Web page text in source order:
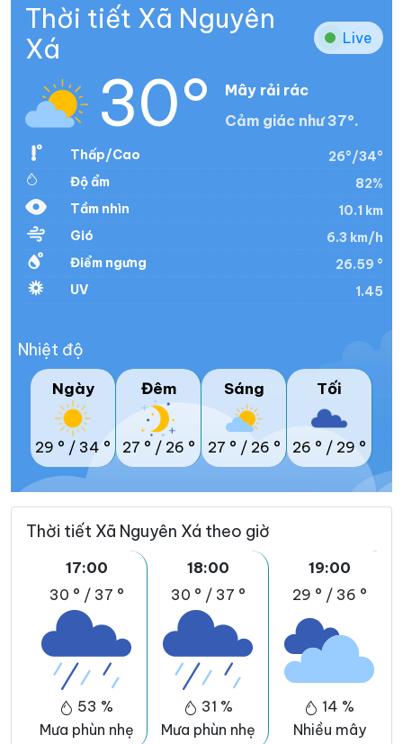
Thời tiết Xã Nguyên
Xá
Live
30°
Mây rải rác
Cảm giác như 37°.
Thấp/Cao
26°/34°
Độ ẩm
82%
Tầm nhìn
10.1 km
Gió
6.3 km/h
Điểm ngưng
26.59 °
UV
1.45
Nhiệt độ
Ngày
29 ° / 34 °
Đêm
27 ° / 26 °
Sáng
27 ° / 26 °
Tối
26 ° / 29 °
Thời tiết Xã Nguyên Xá theo giờ
17:00
30 ° / 37 °
53 %
Mưa phùn nhẹ
18:00
30 ° / 37 °
31 %
Mưa phùn nhẹ
19:00
29 ° / 36 °
14 %
Nhiều mây